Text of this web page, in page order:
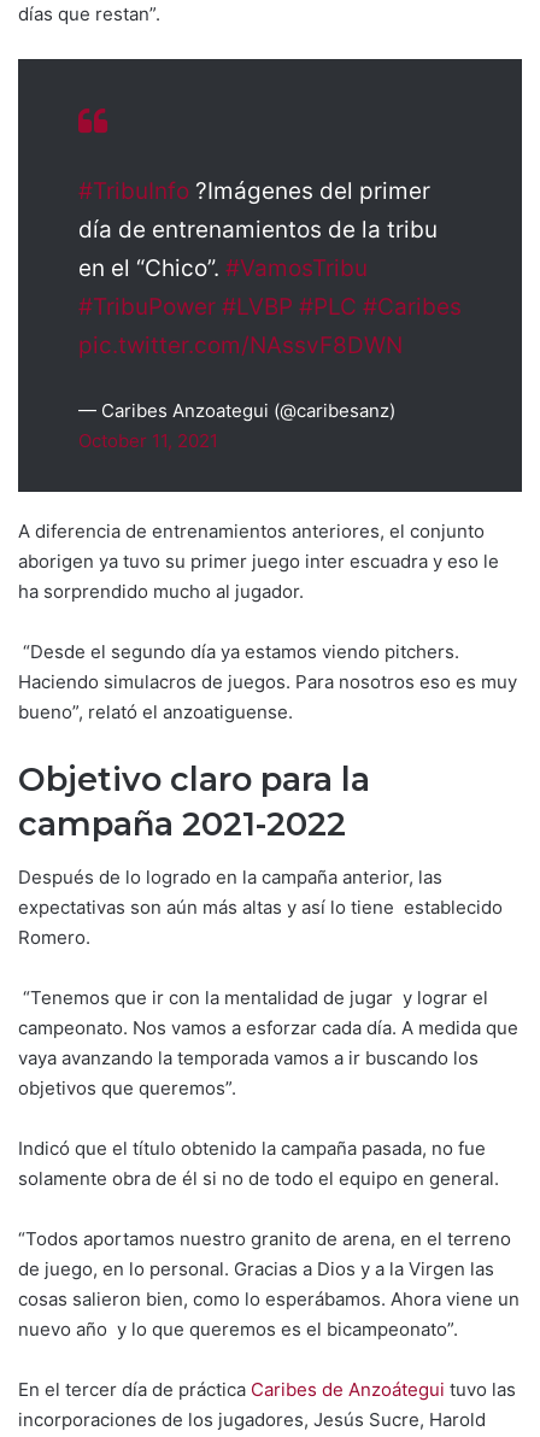
días que restan”.
#TribuInfo ?Imágenes del primer
día de entrenamientos de la tribu
en el “Chico”. #VamosTribu
#TribuPower #LVBP #PLC #Caribes
pic.twitter.com/NAssvF8DWN
— Caribes Anzoategui (@caribesanz)
October 11, 2021
A diferencia de entrenamientos anteriores, el conjunto
aborigen ya tuvo su primer juego inter escuadra y eso le
ha sorprendido mucho al jugador.
“Desde el segundo día ya estamos viendo pitchers.
Haciendo simulacros de juegos. Para nosotros eso es muy
bueno”, relató el anzoatiguense.
Objetivo claro para la
campaña 2021-2022
Después de lo logrado en la campaña anterior, las
expectativas son aún más altas y así lo tiene establecido
Romero.
“Tenemos que ir con la mentalidad de jugar y lograr el
campeonato. Nos vamos a esforzar cada día. A medida que
vaya avanzando la temporada vamos a ir buscando los
objetivos que queremos”.
Indicó que el título obtenido la campaña pasada, no fue
solamente obra de él si no de todo el equipo en general.
“Todos aportamos nuestro granito de arena, en el terreno
de juego, en lo personal. Gracias a Dios y a la Virgen las
cosas salieron bien, como lo esperábamos. Ahora viene un
nuevo año y lo que queremos es el bicampeonato”.
En el tercer día de práctica Caribes de Anzoátegui tuvo las
incorporaciones de los jugadores, Jesús Sucre, Harold